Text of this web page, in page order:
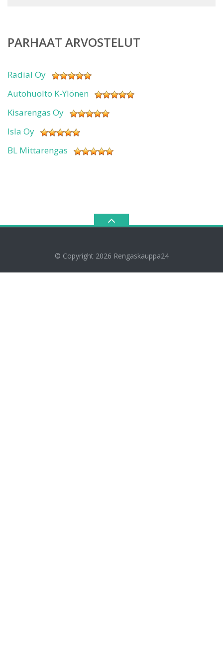
PARHAAT ARVOSTELUT
Radial Oy
Autohuolto K-Ylönen
Kisarengas Oy
Isla Oy
BL Mittarengas
© Copyright 2026 Rengaskauppa24